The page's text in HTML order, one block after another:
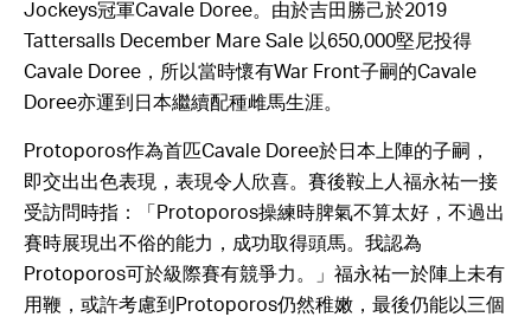
Jockeys冠軍Cavale Doree。由於吉田勝己於2019
Tattersalls December Mare Sale 以650,000堅尼投得
Cavale Doree，所以當時懷有War Front子嗣的Cavale
Doree亦運到日本繼續配種雌馬生涯。
Protoporos作為首匹Cavale Doree於日本上陣的子嗣，
即交出出色表現，表現令人欣喜。賽後鞍上人福永祐一接
受訪問時指：「Protoporos操練時脾氣不算太好，不過出
賽時展現出不俗的能力，成功取得頭馬。我認為
Protoporos可於級際賽有競爭力。」福永祐一於陣上未有
用鞭，或許考慮到Protoporos仍然稚嫩，最後仍能以三個